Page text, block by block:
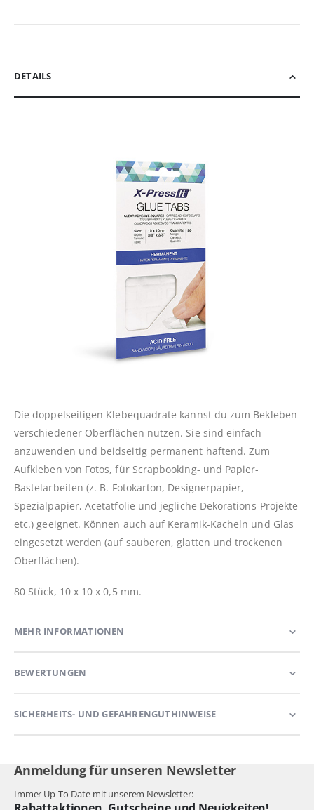
DETAILS
Die doppelseitigen Klebequadrate kannst du zum Bekleben
verschiedener Oberflächen nutzen. Sie sind einfach
anzuwenden und beidseitig permanent haftend. Zum
Aufkleben von Fotos, für Scrapbooking- und Papier-
Bastelarbeiten (z. B. Fotokarton, Designerpapier,
Spezialpapier, Acetatfolie und jegliche Dekorations-Projekte
etc.) geeignet. Können auch auf Keramik-Kacheln und Glas
eingesetzt werden (auf sauberen, glatten und trockenen
Oberflächen).
80 Stück, 10 x 10 x 0,5 mm.
MEHR INFORMATIONEN
BEWERTUNGEN
SICHERHEITS- UND GEFAHRENGUTHINWEISE
Anmeldung für unseren Newsletter
Immer Up-To-Date mit unserem Newsletter: